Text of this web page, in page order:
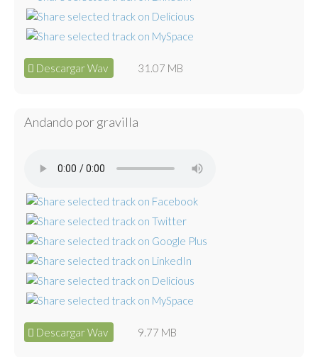
Descargar Wav 31.07 MB
Andando por gravilla
Descargar Wav 9.77 MB